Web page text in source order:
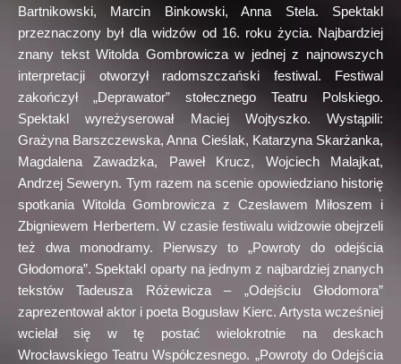
Bartnikowski, Marcin Binkowski, Anna Stela. Spektakl
przeznaczony był dla widzów od 16. roku życia. Najbardziej
znany tekst Witolda Gombrowicza w jednej z najnowszych
interpretacji otworzył radomszczański festiwal. Festiwal
zakończył „Deprawator” stołecznego Teatru Polskiego.
Spektakl wyreżyserował Maciej Wojtyszko. Wystąpili:
Grażyna Barszczewska, Anna Cieślak, Katarzyna Skarżanka,
Magdalena Zawadzka, Paweł Krucz, Wojciech Malajkat,
Andrzej Seweryn. Tym razem na scenie opowiedziano historię
spotkania Witolda Gombrowicza z Czesławem Miłoszem i
Zbigniewem Herbertem. W czasie festiwalu widzowie obejrzeli
też dwa monodramy. Pierwszy to „Powroty do odejścia
Głodomora”. Spektakl oparty na jednym z najbardziej znanych
tekstów Tadeusza Różewicza – „Odejściu Głodomora”
zaprezentował aktor i poeta Bogusław Kierc. Artysta wcześniej
wcielał się w tę postać wielokrotnie na deskach
Wrocławskiego Teatru Współczesnego. „Powroty do Odejścia